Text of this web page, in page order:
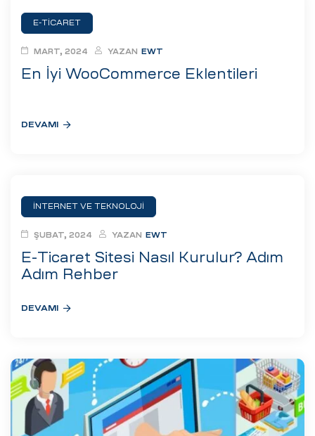
E-TICARET
En İyi WooCommerce Eklentileri
MART, 2024 YAZAN EWT
DEVAMI
İNTERNET VE TEKNOLOJI
E-Ticaret Sitesi Nasıl Kurulur? Adım
Adım Rehber
ŞUBAT, 2024 YAZAN EWT
DEVAMI